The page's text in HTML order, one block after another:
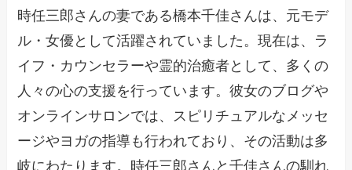
時任三郎さんの妻である橋本千佳さんは、元モデ
ル・女優として活躍されていました。現在は、ラ
イフ・カウンセラーや霊的治癒者として、多くの
人々の心の支援を行っています。彼女のブログや
オンラインサロンでは、スピリチュアルなメッセ
ージやヨガの指導も行われており、その活動は多
岐にわたります。時任三郎さんと千佳さんの馴れ